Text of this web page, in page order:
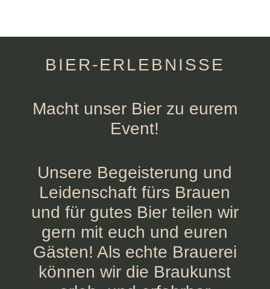
BIER-ERLEBNISSE
Macht unser Bier zu eurem
Event!
Unsere Begeisterung und
Leidenschaft fürs Brauen
und für gutes Bier teilen wir
gern mit euch und euren
Gästen! Als echte Brauerei
können wir die Braukunst